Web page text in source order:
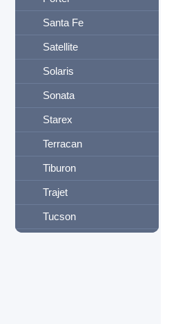
Santa Fe
Satellite
Solaris
Sonata
Starex
Terracan
Tiburon
Trajet
Tucson